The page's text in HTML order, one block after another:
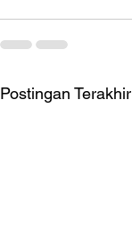
Postingan Terakhir